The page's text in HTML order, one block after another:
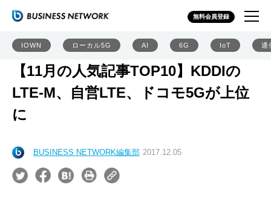
無料会員登録
IOWN ローカル5G AI 6G IoT 通
【11月の人気記事TOP10】KDDIの
LTE-M、自営LTE、ドコモ5Gが上位
に
BUSINESS NETWORK編集部 2017.12.05